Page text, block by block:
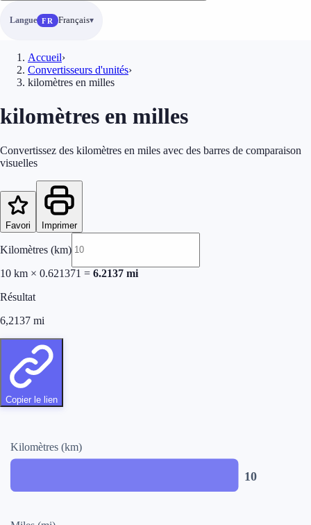
Langue FR Français
Accueil›
Convertisseurs d'unités›
kilomètres en milles
kilomètres en milles
Convertissez des kilomètres en miles avec des barres de comparaison
visuelles
Favori Imprimer
Kilomètres (km)
10 km × 0.621371 = 6.2137 mi
Résultat
6,2137 mi
Copier le lien
Kilomètres (km)
10